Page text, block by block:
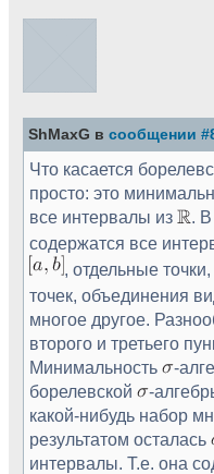
ShMaxG в сообщении
Что касается
просто: это
все интервалы из
.
содержатся все
, отдельные
точек, объединения
многое другое.
второго и третьего
Минимальность
-
борелевской
-
какой-нибудь набор
результатом осталась
интервалы. Т.е. она